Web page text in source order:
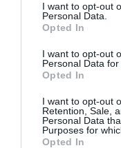
I want to opt-out
Personal Data.
Opted In
I want to opt-out
Personal Data for
Opted In
I want to opt-out
Retention, Sale,
Personal Data
Purposes for
Opted In
Λεωφορείο ο
Πόθος, του
Τενεσί
σε σκηνοθεσία
Δημήτρη
Καραντζά στο